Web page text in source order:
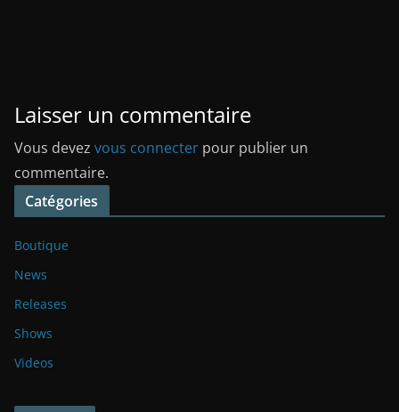
Laisser un commentaire
Vous devez vous connecter pour publier un
commentaire.
Catégories
Boutique
News
Releases
Shows
Videos